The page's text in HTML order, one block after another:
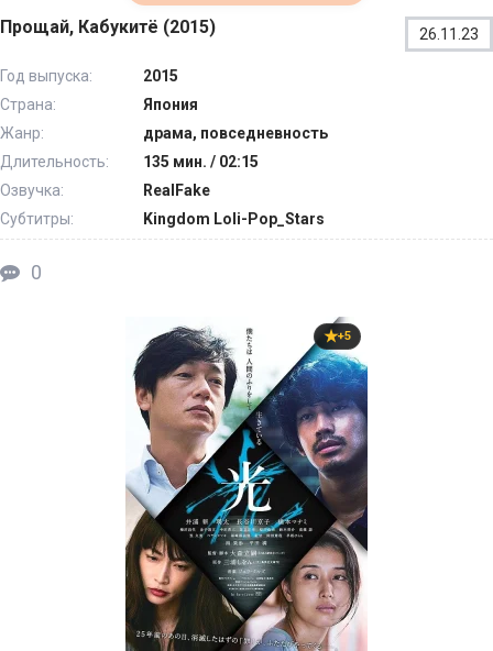
Прощай, Кабукитё (2015) 26.11.23
Год выпуска:
2015
Страна:
Япония
Жанр:
драма, повседневность
Длительность:
135 мин. / 02:15
Озвучка:
RealFake
Субтитры:
Kingdom Loli-Pop_Stars
0
+5